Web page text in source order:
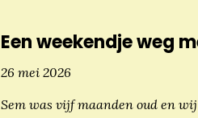
Een weekendje weg
26 mei 2026
Sem was vijf maanden oud en